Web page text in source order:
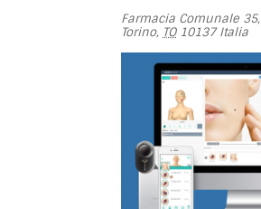
Farmacia Comunale 35,
Torino, TO 10137 Italia